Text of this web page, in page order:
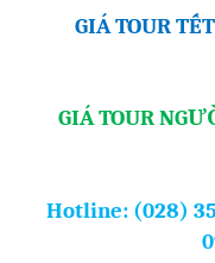
GIÁ TOUR
GIÁ TOUR
Hotline: (028)